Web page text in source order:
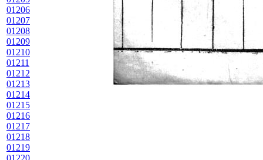
01206
01207
01208
01209
01210
01211
01212
01213
01214
01215
01216
01217
01218
01219
01220